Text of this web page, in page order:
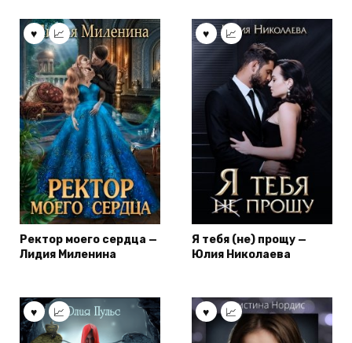
Ректор моего сердца —
Лидия Миленина
Я тебя (не) прощу —
Юлия Николаева